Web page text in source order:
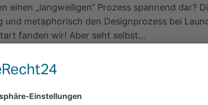
einen „langweiligen“ Prozess spannend dar?
metaphorisch den Designprozess bei
fanden wir! Aber seht selbst…